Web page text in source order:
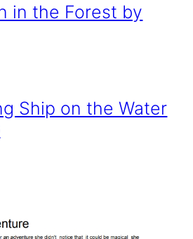
in the Forest by
Ship on the Water